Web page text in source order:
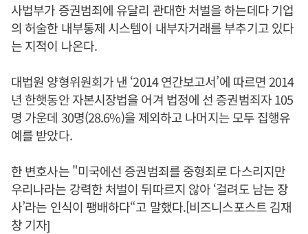
사법부가 증권범죄에 유달리 관대한 처벌을 하는데다 기업
의 허술한 내부통제 시스템이 내부자거래를 부추기고 있다
는 지적이 나온다.
대법원 양형위원회가 낸 ‘2014 연간보고서’에 따르면 2014
년 한햇동안 자본시장법을 어겨 법정에 선 증권범죄자 105
명 가운데 30명(28.6%)을 제외하고 나머지는 모두 집행유
예를 받았다.
한 변호사는 "미국에선 증권범죄를 중형죄로 다스리지만
우리나라는 강력한 처벌이 뒤따르지 않아 ‘걸려도 남는 장
사’라는 인식이 팽배하다“고 말했다.[비즈니스포스트 김재
창 기자]